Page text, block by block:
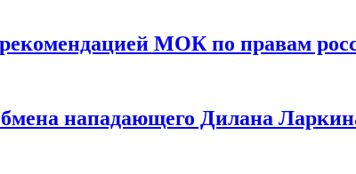
МОК по правам
нападающего Дилана